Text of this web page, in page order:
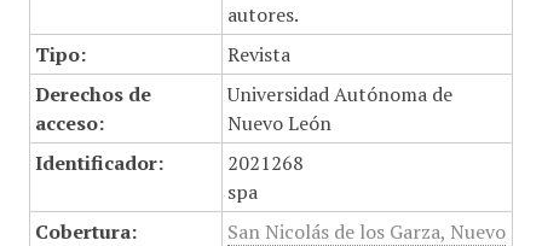
autores.
Tipo:
Revista
Derechos de
acceso:
Universidad Autónoma de
Nuevo León
Identificador:
2021268
spa
Cobertura:
San Nicolás de los Garza, Nuevo